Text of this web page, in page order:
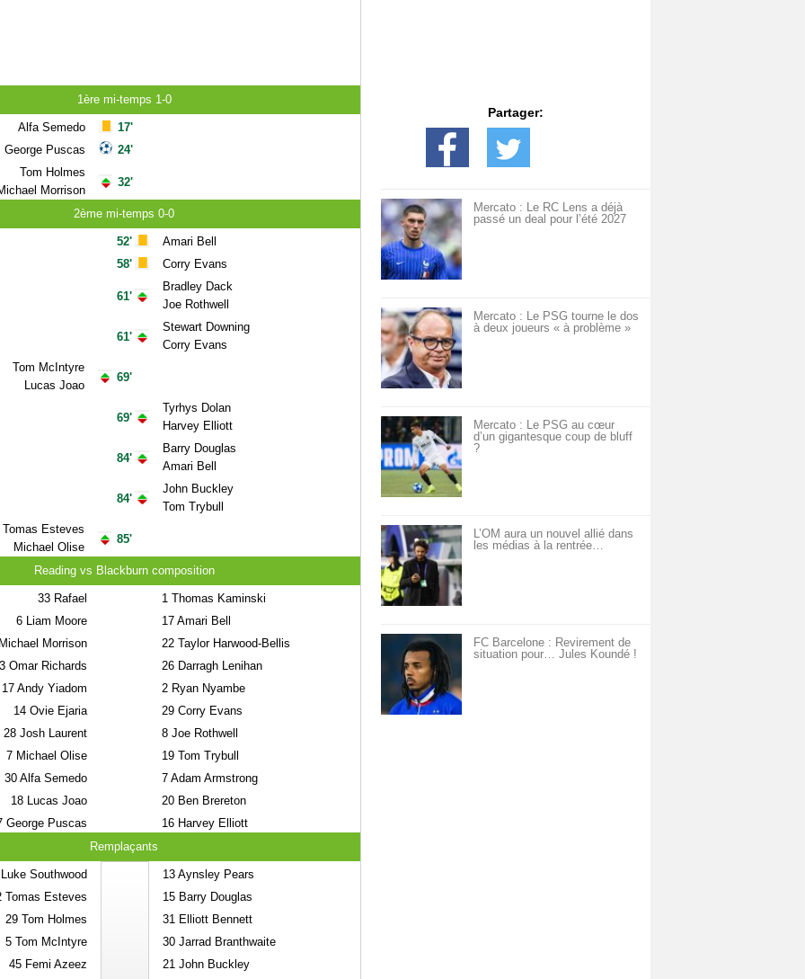
1ère mi-temps 1-0
Alfa Semedo
George Puscas
Tom Holmes
Morrison
17'
24'
32'
2ème mi-temps 0-0
Tom McIntyre
Lucas Joao
Tomas Esteves
Michael Olise
52'
58'
61'
61'
69'
69'
84'
84'
85'
Amari Bell
Corry Evans
Bradley Dack
Joe Rothwell
Stewart Downing
Corry Evans
Tyrhys Dolan
Harvey Elliott
Barry Douglas
Amari Bell
John Buckley
Tom Trybull
Reading vs Blackburn composition
33Rafael
6Liam Moore
Morrison
Omar Richards
17Andy Yiadom
14Ovie Ejaria
28Josh Laurent
7Michael Olise
30Alfa Semedo
18Lucas Joao
George Puscas
1Thomas Kaminski
17Amari Bell
22Taylor Harwood-Bellis
26Darragh Lenihan
2Ryan Nyambe
29Corry Evans
8Joe Rothwell
19Tom Trybull
7Adam Armstrong
20Ben Brereton
16Harvey Elliott
Remplaçants
Southwood
Tomas Esteves
29Tom Holmes
5Tom McIntyre
45Femi Azeez
13Aynsley Pears
15Barry Douglas
31Elliott Bennett
30Jarrad Branthwaite
21John Buckley
Partager:
Mercato : Le RC Lens a déjà
passé un deal pour l’été 2027
Mercato : Le PSG tourne le dos
à deux joueurs « à problème »
Mercato : Le PSG au cœur
d’un gigantesque coup de bluff
?
L’OM aura un nouvel allié dans
les médias à la rentrée…
FC Barcelone : Revirement de
situation pour… Jules Koundé !